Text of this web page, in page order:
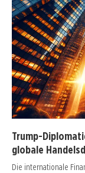
Trump-
globale
Die internationale